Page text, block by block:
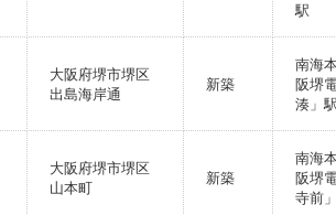
駅
大阪府堺市堺区
出島海岸通
新築
南海
阪堺
湊」駅
大阪府堺市堺区
山本町
新築
南海
阪堺
寺前